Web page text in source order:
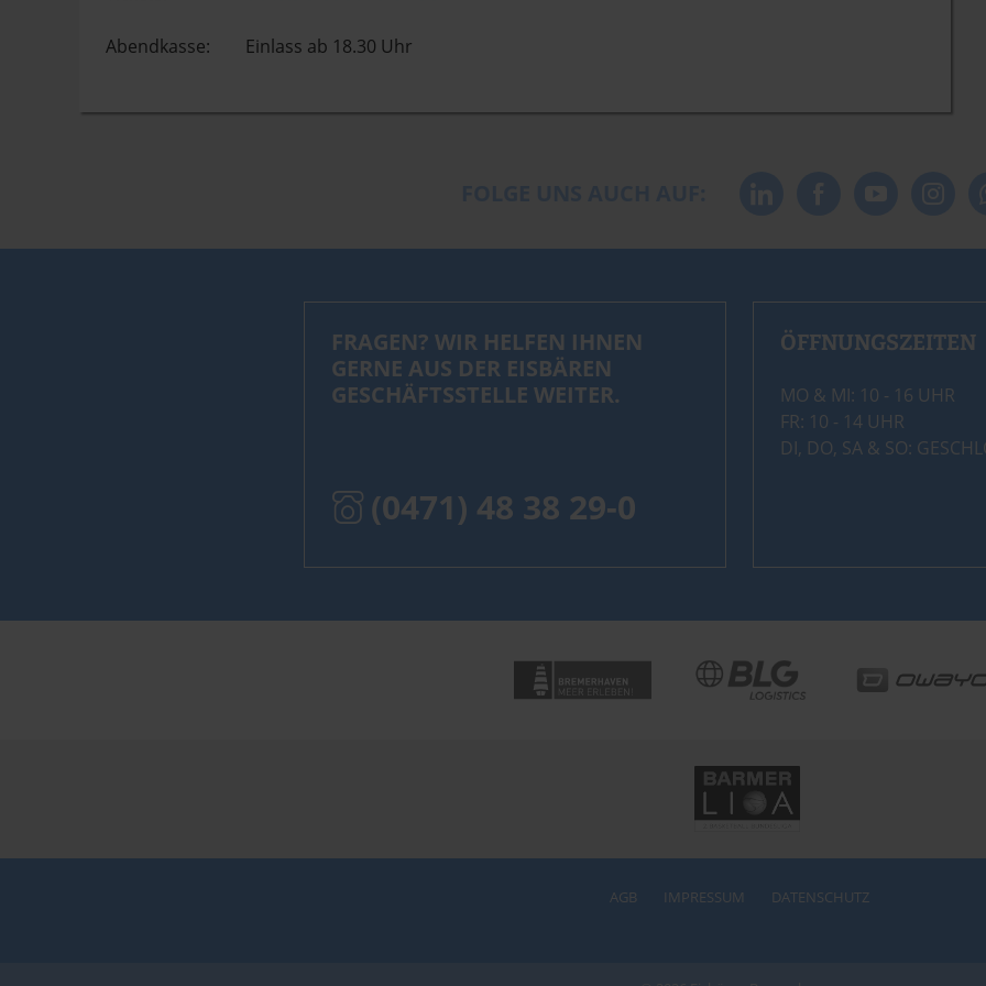
Abendkasse: Einlass ab 18.30 Uhr
FRAGEN? WIR HELFEN IHNEN
GERNE AUS DER EISBÄREN
GESCHÄFTSSTELLE WEITER.
(0471) 48 38 29-0
ÖFFNUNGSZEITEN
MO & MI: 10 - 16 UHR
FR: 10 - 14 UHR
DI, DO, SA & SO:
AGB IMPRESSUM DATENSCHUTZ